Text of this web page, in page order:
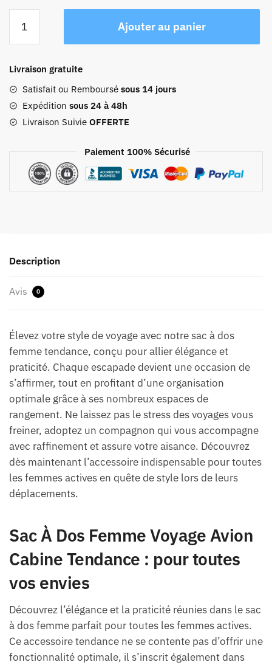
Sac
Dos
Femme
Voyage
Avion
Ajouter au panier
Livraison gratuite
Satisfait ou Remboursé sous 14 jours
Expédition sous 24 à 48h
Livraison Suivie OFFERTE
Paiement 100% Sécurisé
Description
Avis 0
Élevez votre style de voyage avec notre sac à dos
femme tendance, conçu pour allier élégance et
praticité. Chaque escapade devient une occasion de
s’affirmer, tout en profitant d’une organisation
optimale grâce à ses nombreux espaces de
rangement. Ne laissez pas le stress des voyages vous
freiner, adoptez un compagnon qui vous accompagne
avec raffinement et assure votre aisance. Découvrez
dès maintenant l’accessoire indispensable pour toutes
les femmes actives en quête de style lors de leurs
déplacements.
Sac À Dos Femme Voyage Avion
Cabine Tendance : pour toutes
vos envies
Découvrez l’élégance et la praticité réunies dans le sac
à dos femme parfait pour toutes les femmes actives.
Ce accessoire tendance ne se contente pas d’offrir une
fonctionnalité optimale, il s’inscrit également dans